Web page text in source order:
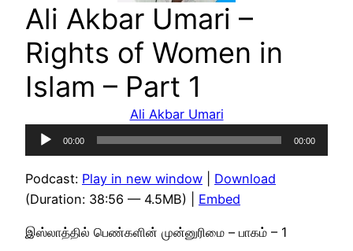
Ali Akbar Umari –
Rights of Women in
Islam – Part 1
Ali Akbar Umari
Audio
Player
00:00 00:00
Podcast: Play in new window
Download
(Duration: 38:56 — 4.5MB) | Embed
இஸ்லாத்தில் பெண்களின் முன்னுரிமை – பாகம் – 1